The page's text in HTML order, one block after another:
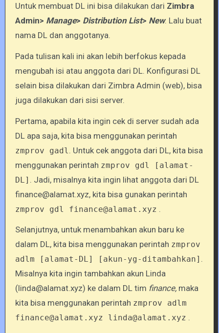
Untuk membuat DL ini bisa dilakukan dari Zimbra
Admin> Manage> Distribution List> New. Lalu buat
nama DL dan anggotanya.
Pada tulisan kali ini akan lebih berfokus kepada
mengubah isi atau anggota dari DL. Konfigurasi DL
selain bisa dilakukan dari Zimbra Admin (web), bisa
juga dilakukan dari sisi server.
Pertama, apabila kita ingin cek di server sudah ada
DL apa saja, kita bisa menggunakan perintah
zmprov gadl . Untuk cek anggota dari DL, kita bisa
menggunakan perintah zmprov gdl [alamat-
DL] . Jadi, misalnya kita ingin lihat anggota dari DL
finance@alamat.xyz, kita bisa gunakan perintah
zmprov gdl finance@alamat.xyz .
Selanjutnya, untuk menambahkan akun baru ke
dalam DL, kita bisa menggunakan perintah zmprov
adlm [alamat-DL] [akun-yg-ditambahkan] .
Misalnya kita ingin tambahkan akun Linda
(linda@alamat.xyz) ke dalam DL tim finance, maka
kita bisa menggunakan perintah zmprov adlm
finance@alamat.xyz linda@alamat.xyz .